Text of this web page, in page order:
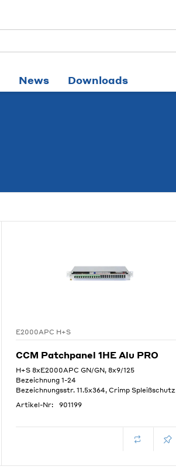
News Downloads
E2000APC H+S
CCM Patchpanel 1HE Alu PRO
H+S 8xE2000APC GN/GN, 8x9/125
Bezeichnung 1-24
Bezeichnungsstr. 11.5x364, Crimp Spleißschutz
Artikel-Nr:
901199